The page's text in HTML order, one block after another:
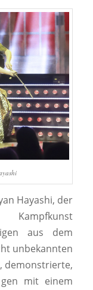
Hayashi, der
Kampfkunst
aus dem
unbekannten
demonstrierte,
mit einem